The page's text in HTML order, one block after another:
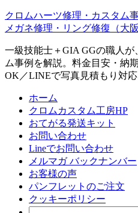
クロムハーツ修理・カスタム
メガネ修理・リング修復（大
一級技能士＋GIA GGの職人
ム事例を解説。料金目安・納
OK／LINEで写真見積もり対応
ホーム
クロムカスタム工房HP
おてがる発送キット
お問い合わせ
Lineでお問い合わせ
メルマガ バックナンバー
お客様の声
パンフレットのご注文
クッキーポリシー